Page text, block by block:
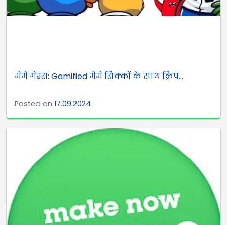
मेमे गेम्स: Gamified मेमे सिक्कों के साथ क्रिप...
Posted on 17.09.2024